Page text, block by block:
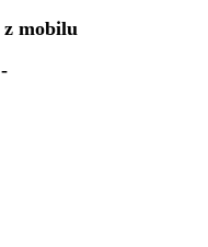
z mobilu
-